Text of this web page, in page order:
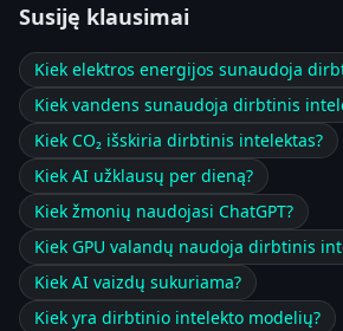
Susiję klausimai
Kiek elektros energijos sunaudoja
Kiek vandens sunaudoja dirbtinis
Kiek CO₂ išskiria dirbtinis intelektas?
Kiek AI užklausų per dieną?
Kiek žmonių naudojasi ChatGPT?
Kiek GPU valandų naudoja dirbtinis
Kiek AI vaizdų sukuriama?
Kiek yra dirbtinio intelekto modelių?